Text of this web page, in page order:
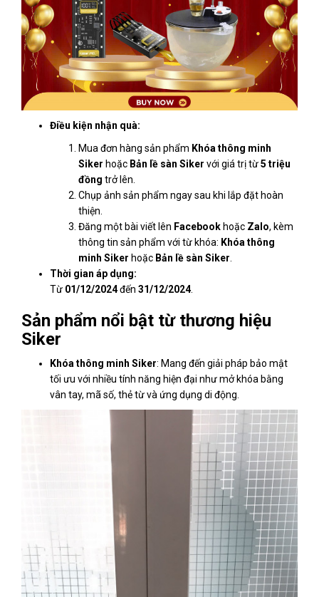
Điều kiện nhận quà:
Mua đơn hàng sản phẩm Khóa thông minh
Siker hoặc Bản lề sàn Siker với giá trị từ5 triệu
đồng trở lên.
Chụp ảnh sản phẩm ngay sau khi lắp đặt hoàn
thiện.
Đăng một bài viết lên Facebook hoặc Zalo, kèm
thông tin sản phẩm với từ khóa: Khóa thông
minh Siker hoặc Bản lề sàn Siker
Thời gian áp dụng:
Từ 01/12/2024đến 31/12/2024.
Sản phẩm nổi bật từ thương hiệu
Siker
Khóa thông minh Siker: Mang đến giải pháp bảo mật
tối ưu với nhiều tính năng hiện đại như mở khóa bằng
vân tay, mã số, thẻ từ và ứng dụng di động.